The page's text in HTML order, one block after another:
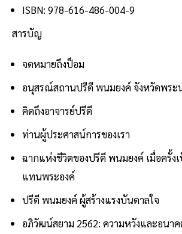
ISBN: 978-616-486-004-9
สารบัญ
จดหมายถึงป็อม
อนุสรณ์สถานปรีดี พนมยงค์ จังหวัดพระ
คิดถึงอาจารย์ปรีดี
ท่านผู้ประศาสน์การของเรา
ฉากแห่งชีวิตของปรีดี พนมยงค์ เมื่อครั้งเ
แทนพระองค์
ปรีดี พนมยงค์ ผู้สร้างแรงบันดาลใจ
อภิวัฒน์สยาม 2562: ความหวังและอนา